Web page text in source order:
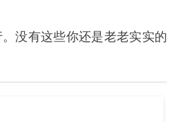
没有这些你还是老老实实的